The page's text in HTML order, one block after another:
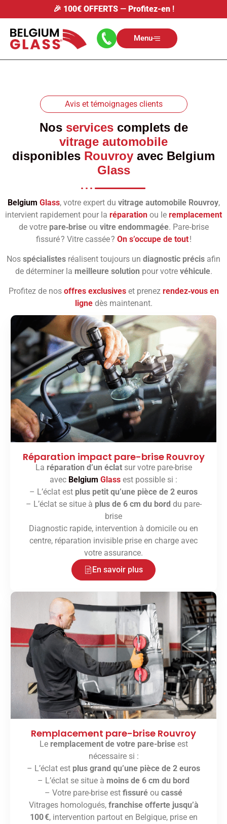
🎉 100€ OFFERTS— Profitez-en!
Menu
Avis et témoignages clients
Nos servicescomplets de
vitrage automobile
disponibles Rouvroy avec Belgium
Glass
Belgium Glass, votre expert du vitrage automobile Rouvroy,
intervient rapidement pour la réparation ou le remplacement
de votre pare‑briseou vitre endommagée. Pare‑brise
fissuré ? Vitre cassée ? On s’occupe de tout!
Nos spécialistes réalisent toujours un diagnostic précis afin
de déterminer la meilleure solution pour votre véhicule.
Profitez de nos offres exclusiveset prenez rendez‑vous en
lignedès maintenant.
Réparation impact pare-brise Rouvroy
La réparation d’un éclatsur votre pare-brise
avec Belgium Glass est possible si :
– L’éclat est plus petit qu’une pièce de 2 euros
– L’éclat se situe à plus de 6 cm du bord du pare-
brise
Diagnostic rapide, intervention à domicile ou en
centre, réparation invisible prise en charge avec
votre assurance.
En savoir plus
Remplacement pare-brise Rouvroy
Le remplacement de votre pare-briseest
nécessaire si :
– L’éclat est plus grand qu’une pièce de 2 euros
– L’éclat se situe à moins de 6 cm du bord
– Votre pare-brise est fissuré ou cassé
Vitrages homologués, franchise offerte jusqu’à
100 €, intervention partout en Belgique, prise en